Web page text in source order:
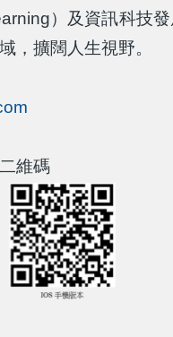
）及資訊科技
，擴闊人生視野。
維碼